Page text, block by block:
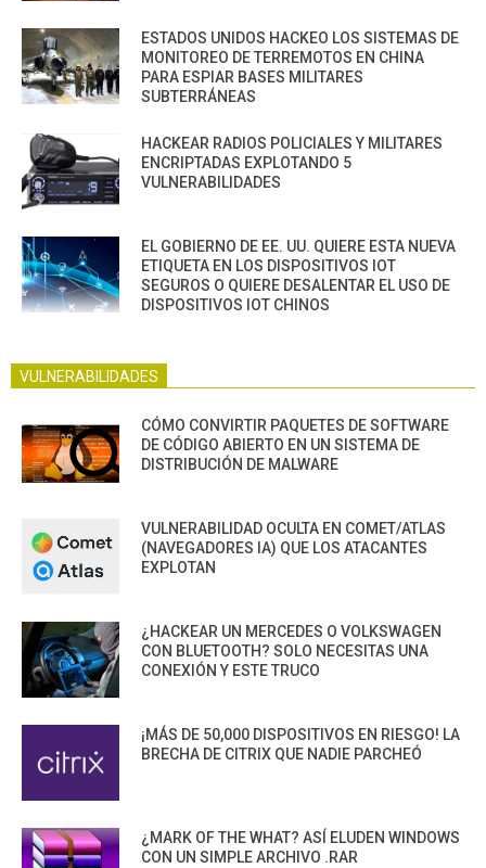
ESTADOS UNIDOS HACKEO LOS SISTEMAS DE
MONITOREO DE TERREMOTOS EN CHINA
PARA ESPIAR BASES MILITARES
SUBTERRÁNEAS
HACKEAR RADIOS POLICIALES Y MILITARES
ENCRIPTADAS EXPLOTANDO 5
VULNERABILIDADES
EL GOBIERNO DE EE. UU. QUIERE ESTA NUEVA
ETIQUETA EN LOS DISPOSITIVOS IOT
SEGUROS O QUIERE DESALENTAR EL USO DE
DISPOSITIVOS IOT CHINOS
VULNERABILIDADES
CÓMO CONVIRTIR PAQUETES DE SOFTWARE
DE CÓDIGO ABIERTO EN UN SISTEMA DE
DISTRIBUCIÓN DE MALWARE
VULNERABILIDAD OCULTA EN COMET/ATLAS
(NAVEGADORES IA) QUE LOS ATACANTES
EXPLOTAN
¿HACKEAR UN MERCEDES O VOLKSWAGEN
CON BLUETOOTH? SOLO NECESITAS UNA
CONEXIÓN Y ESTE TRUCO
¡MÁS DE 50,000 DISPOSITIVOS EN RIESGO! LA
BRECHA DE CITRIX QUE NADIE PARCHEÓ
¿MARK OF THE WHAT? ASÍ ELUDEN WINDOWS
CON UN SIMPLE ARCHIVO .RAR